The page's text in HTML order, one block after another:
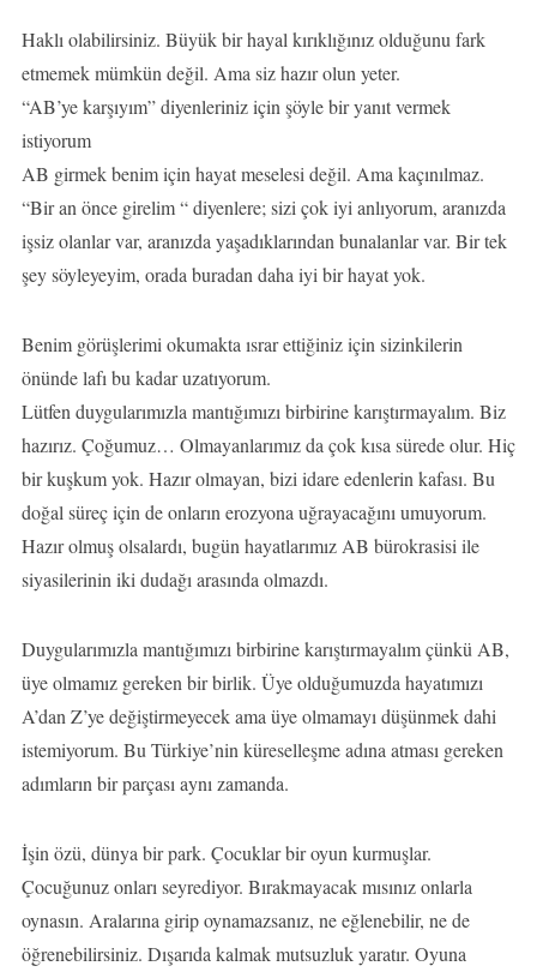
Haklı olabilirsiniz. Büyük bir hayal kırıklığınız olduğunu fark
etmemek mümkün değil. Ama siz hazır olun yeter.
“AB’ye karşıyım” diyenleriniz için şöyle bir yanıt vermek
istiyorum
AB girmek benim için hayat meselesi değil. Ama kaçınılmaz.
“Bir an önce girelim “ diyenlere; sizi çok iyi anlıyorum, aranızda
işsiz olanlar var, aranızda yaşadıklarından bunalanlar var. Bir tek
şey söyleyeyim, orada buradan daha iyi bir hayat yok.
Benim görüşlerimi okumakta ısrar ettiğiniz için sizinkilerin
önünde lafı bu kadar uzatıyorum.
Lütfen duygularımızla mantığımızı birbirine karıştırmayalım. Biz
hazırız. Çoğumuz… Olmayanlarımız da çok kısa sürede olur. Hiç
bir kuşkum yok. Hazır olmayan, bizi idare edenlerin kafası. Bu
doğal süreç için de onların erozyona uğrayacağını umuyorum.
Hazır olmuş olsalardı, bugün hayatlarımız AB bürokrasisi ile
siyasilerinin iki dudağı arasında olmazdı.
Duygularımızla mantığımızı birbirine karıştırmayalım çünkü AB,
üye olmamız gereken bir birlik. Üye olduğumuzda hayatımızı
A’dan Z’ye değiştirmeyecek ama üye olmamayı düşünmek dahi
istemiyorum. Bu Türkiye’nin küreselleşme adına atması gereken
adımların bir parçası aynı zamanda.
İşin özü, dünya bir park. Çocuklar bir oyun kurmuşlar.
Çocuğunuz onları seyrediyor. Bırakmayacak mısınız onlarla
oynasın. Aralarına girip oynamazsanız, ne eğlenebilir, ne de
öğrenebilirsiniz. Dışarıda kalmak mutsuzluk yaratır. Oyuna